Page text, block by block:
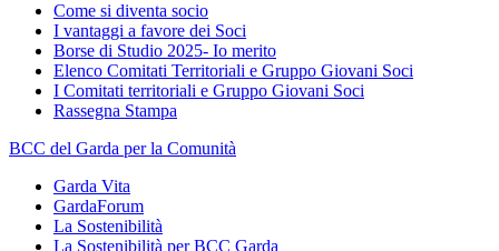
Come si diventa socio
I vantaggi a favore dei Soci
Borse di Studio 2025- Io merito
Elenco Comitati Territoriali e Gruppo Giovani Soci
I Comitati territoriali e Gruppo Giovani Soci
Rassegna Stampa
BCC del Garda per la Comunità
Garda Vita
GardaForum
La Sostenibilità
La Sostenibilità per BCC Garda